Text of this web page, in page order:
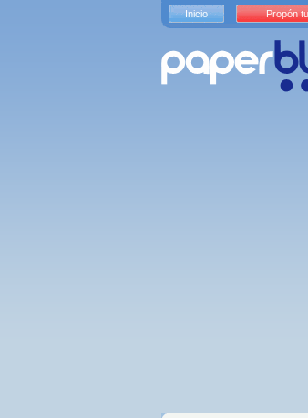
Inicio Propón